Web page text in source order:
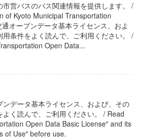
市営バスのバス関連情報を提供します。 /
of Kyoto Municipal Transportation
オープンデータ基本ライセンス、およ
用条件をよく読んで、ご利用ください。 /
Open Data...
ンデータ基本ライセンス、および、その
よく読んで、ご利用ください。 / Read
Open Data Basic License" and its
of Use" before use.